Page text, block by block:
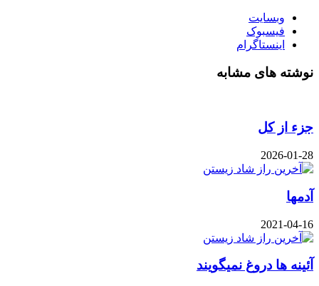
وبسایت
فیسبوک
اینستاگرام
نوشته های مشابه
جزء از کل
2026-01-28
آدمها
2021-04-16
آئینه ها دروغ نمیگویند